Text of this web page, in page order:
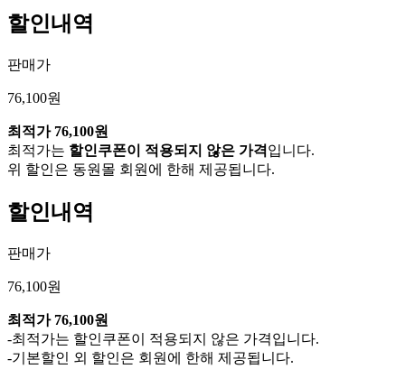
할인내역
판매가
76,100원
최적가 76,100원
최적가는 할인쿠폰이 적용되지 않은 가격입니다.
위 할인은 동원몰 회원에 한해 제공됩니다.
할인내역
판매가
76,100원
최적가 76,100원
-최적가는 할인쿠폰이 적용되지 않은 가격입니다.
-기본할인 외 할인은 회원에 한해 제공됩니다.